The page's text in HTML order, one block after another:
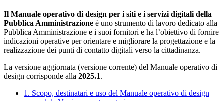
Il Manuale operativo di design per i siti e i servizi digitali della
Pubblica Amministrazione è uno strumento di lavoro dedicato alla
Pubblica Amministrazione e i suoi fornitori e ha l’obiettivo di fornire
indicazioni operative per orientare e migliorare la progettazione e la
realizzazione dei punti di contatto digitali verso la cittadinanza.
La versione aggiornata (versione corrente) del Manuale operativo di
design corrisponde alla 2025.1.
1. Scopo, destinatari e uso del Manuale operativo di design